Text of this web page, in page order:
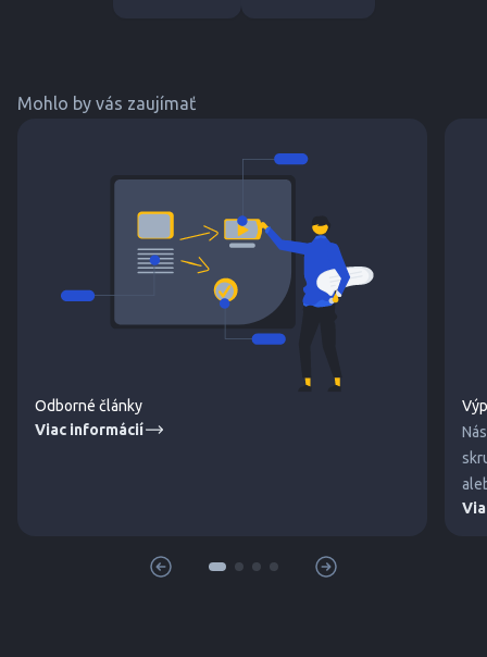
Mohlo by vás zaujímať
Odborné články
Viac informácií